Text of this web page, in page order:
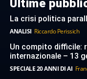
Ultime
La crisi politica
ANALISI Riccardo Perissich
Un compito difficile:
internazionale – 13
SPECIALE 20 ANNI DI AI